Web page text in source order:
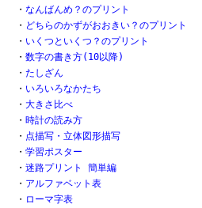
・ なんばんめ？のプリント
・ どちらのかずがおおきい？のプリント
・ いくつといくつ？のプリント
・ 数字の書き方(10以降)
・ たしざん
・ いろいろなかたち
・ 大きさ比べ
・ 時計の読み方
・ 点描写・立体図形描写
・ 学習ポスター
・ 迷路プリント 簡単編
・ アルファベット表
・ ローマ字表